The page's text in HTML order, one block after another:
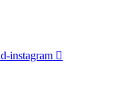
instagram